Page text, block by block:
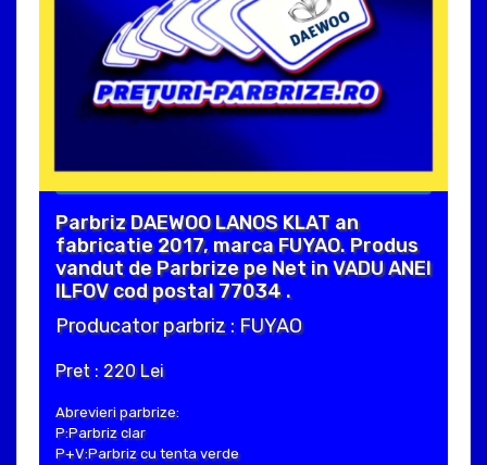
Parbriz DAEWOO LANOS KLAT an
fabricatie 2017, marca FUYAO. Produs
vandut de Parbrize pe Net in VADU ANEI
ILFOV cod postal 77034 .
Producator parbriz : FUYAO
Pret : 220 Lei
Abrevieri parbrize:
P:Parbriz clar
P+V:Parbriz cu tenta verde